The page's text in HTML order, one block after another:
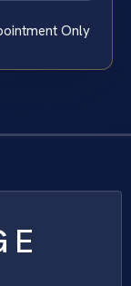
Only